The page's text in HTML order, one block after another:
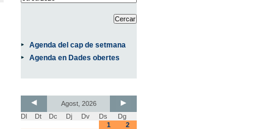
Agenda del cap de setmana
Agenda en Dades obertes
Agost, 2026
Dl
Dt Dc Dj Dv Ds
Dg
1
2